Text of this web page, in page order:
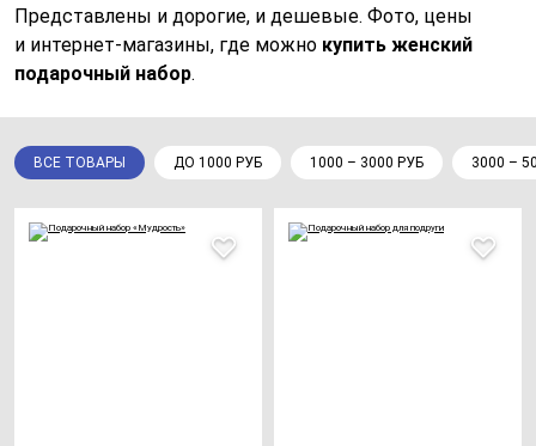
Представлены и дорогие, и дешевые. Фото, цены
и интернет-магазины, где можно купить женский
подарочный набор.
ВСЕ ТОВАРЫ ДО 1000 РУБ 1000 – 3000 РУБ 3000 –